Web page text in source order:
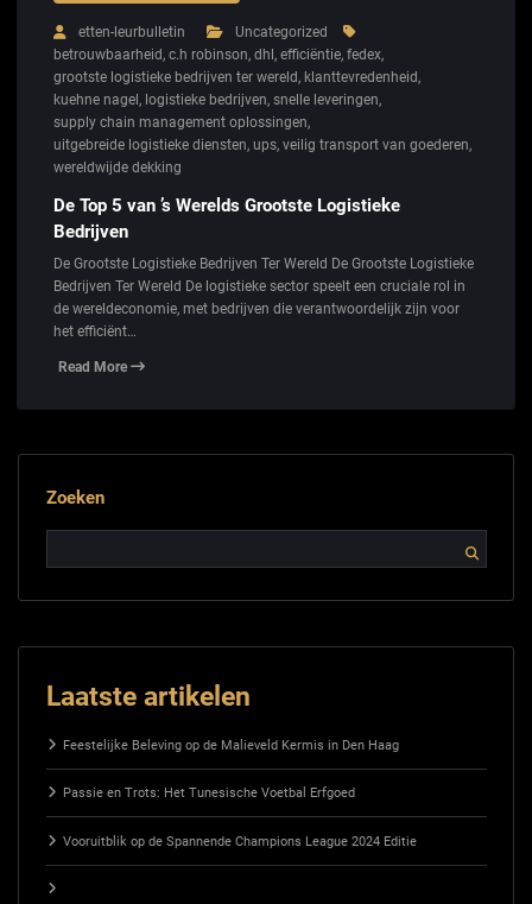
etten-leurbulletin
Uncategorized
betrouwbaarheid, c.h robinson, dhl , efficiëntie, fedex,
grootste logistieke bedrijven ter wereld, klanttevredenheid,
kuehne nagel , logistieke bedrijven, snelle leveringen,
supply chain management oplossingen,
uitgebreide logistieke diensten, ups, veilig transport van goederen,
wereldwijde dekking
De Top 5 van ’s Werelds Grootste Logistieke
Bedrijven
De Grootste Logistieke Bedrijven Ter Wereld De Grootste Logistieke
Bedrijven Ter Wereld De logistieke sector speelt een cruciale rol in
de wereldeconomie, met bedrijven die verantwoordelijk zijn voor
het efficiënt…
Read More
Zoeken
Laatste artikelen
Feestelijke Beleving op de Malieveld Kermis in Den Haag
Passie en Trots: Het Tunesische Voetbal Erfgoed
Vooruitblik op de Spannende Champions League 2024 Editie